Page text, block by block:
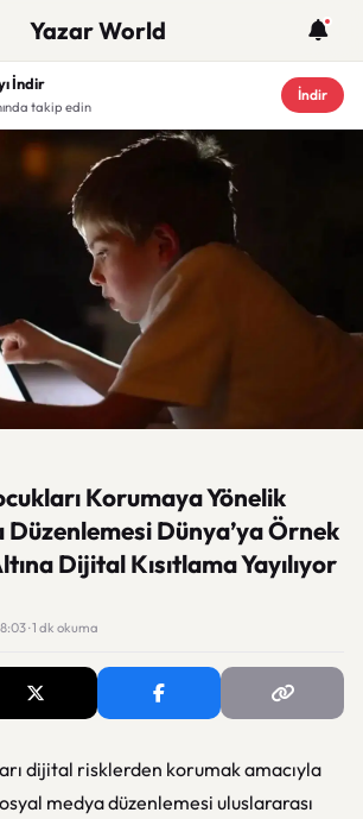
Yazar World
İndir
takip edin
İndir
Korumaya Yönelik
Düzenlemesi Dünya’ya Örnek
Dijital Kısıtlama Yayılıyor
· 1 dk okuma
dijital risklerden korumak amacıyla
medya düzenlemesi uluslararası